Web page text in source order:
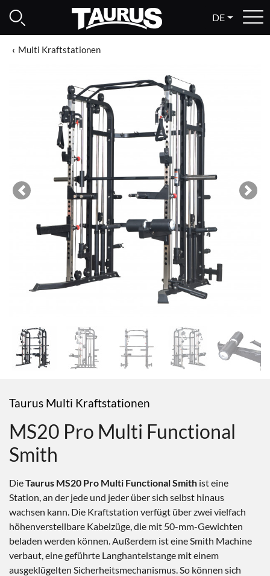
DE
Multi Kraftstationen
Previous Next
Taurus Multi Kraftstationen
MS20 Pro Multi Functional
Smith
DieTaurus MS20 Pro Multi Functional Smith ist eine
Station, an der jede und jeder über sich selbst hinaus
wachsen kann. Die Kraftstation verfügt über zwei vielfach
höhenverstellbare Kabelzüge, die mit 50-mm-Gewichten
beladen werden können. Außerdem ist eine Smith Machine
verbaut, eine geführte Langhantelstange mit einem
ausgeklügelten Sicherheitsmechanismus. So können sich